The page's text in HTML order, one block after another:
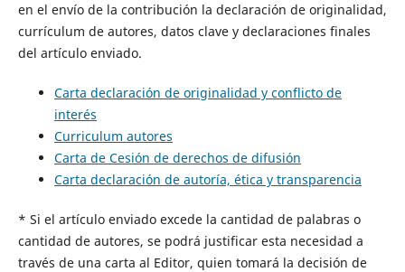
en el envío de la contribución la declaración de originalidad,
currículum de autores, datos clave y declaraciones finales
del artículo enviado.
Carta declaración de originalidad y conflicto de
interés
Curriculum autores
Carta de Cesión de derechos de difusión
Carta declaración de autoría, ética y transparencia
* Si el artículo enviado excede la cantidad de palabras o
cantidad de autores, se podrá justificar esta necesidad a
través de una carta al Editor, quien tomará la decisión de